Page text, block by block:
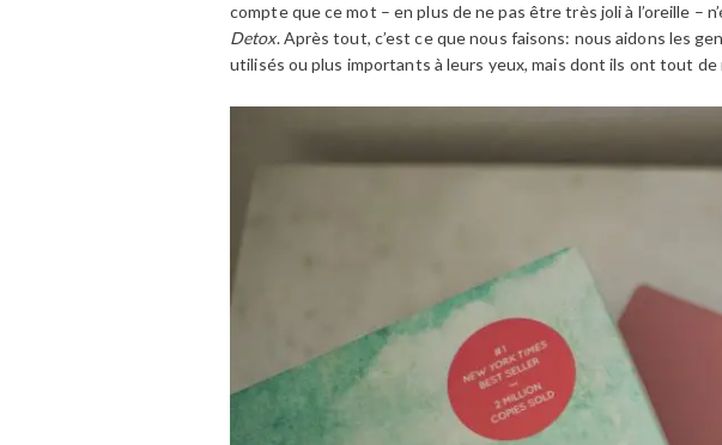
compte que ce mot – en plus de ne pas être très joli à l’oreille –
Detox. Après tout, c’est ce que nous faisons: nous aidons les
utilisés ou plus importants à leurs yeux, mais dont ils ont tout de